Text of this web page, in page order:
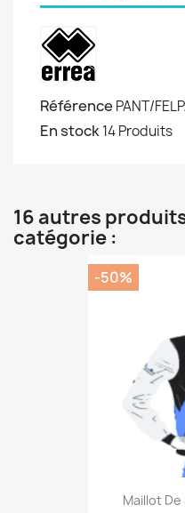
Référence PANT/
En stock14 Produits
16 autres
catégorie :
Maillot
-50%